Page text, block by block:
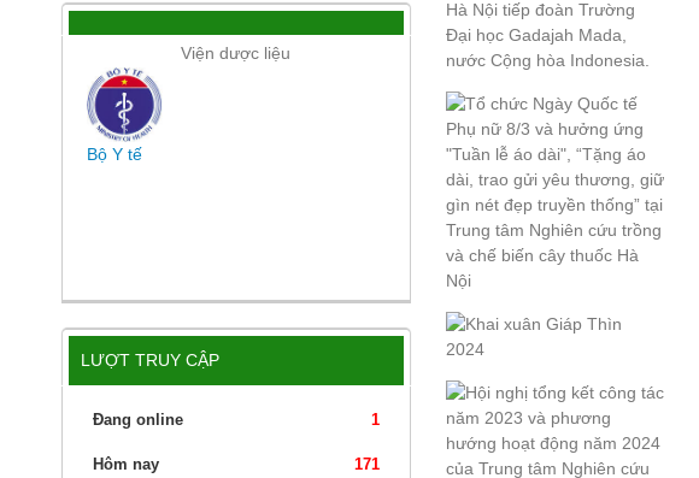
Viện dược liệu
Bộ Y tế
LƯỢT TRUY CẬP
Đang online 1
Hôm nay 171